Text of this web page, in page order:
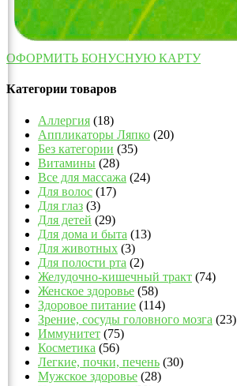
ОФОРМИТЬ БОНУСНУЮ КАРТУ
Категории товаров
Аллергия (18)
Аппликаторы Ляпко (20)
Без категории (35)
Витамины (28)
Все для массажа (24)
Для волос (17)
Для глаз (3)
Для детей (29)
Для дома и быта (13)
Для животных (3)
Для полости рта (2)
Желудочно-кишечный тракт (74)
Женское здоровье (58)
Здоровое питание (114)
Зрение, сосуды головного мозга (23)
Иммунитет (75)
Косметика (56)
Легкие, почки, печень (30)
Мужское здоровье (28)